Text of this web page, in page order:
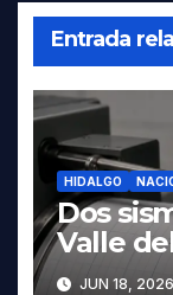
Entrada
HIDALGO
Dos
Valle
JUN 18, 2026